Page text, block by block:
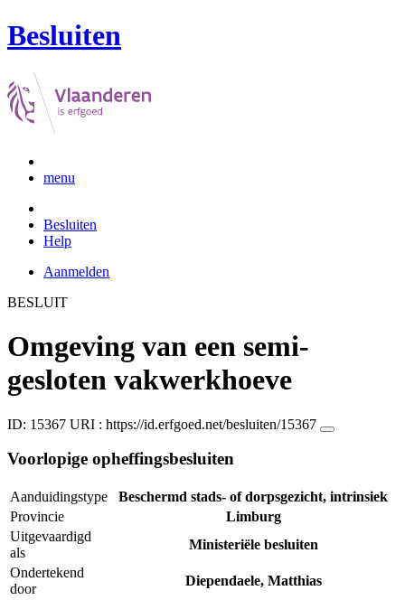
Besluiten
menu
Besluiten
Help
Aanmelden
BESLUIT
Omgeving van een semi-
gesloten vakwerkhoeve
ID: 15367 URI : https://id.erfgoed.net/besluiten/15367
Voorlopige opheffingsbesluiten
Aanduidingstype
Beschermd stads- of dorpsgezicht, intrinsiek
Provincie
Limburg
Uitgevaardigd
als
Ministeriële besluiten
Ondertekend
door
Diependaele, Matthias